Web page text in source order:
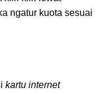
ngatur kuota sesuai
kartu internet